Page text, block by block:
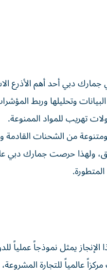
جمارك دبي أحد أهم الأذرع
وتحليلها وربط
تهريب للمواد الممنوعة.
من الشحنات القادمة
ولهذا حرصت جمارك دبي
يمثل نموذجاً عملياً
عالمياً للتجارة